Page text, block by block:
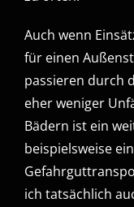
Auch wenn
für einen
passieren durch
eher weniger
Bädern ist ein
beispielsweise
ich tatsächlich